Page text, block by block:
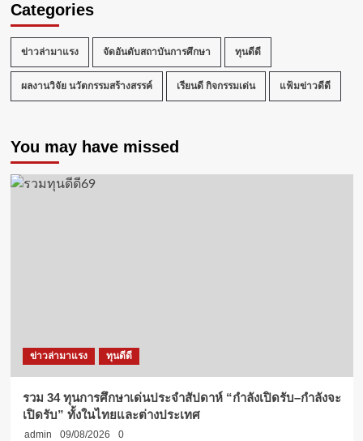
Categories
ข่าวล่ามาแรง จัดอันดับสถาบันการศึกษา ทุนดีดี
ผลงานวิจัย นวัตกรรมสร้างสรรค์ เรียนดี กิจกรรมเด่น แฟ้มข่าวดีดี
You may have missed
ข่าวล่ามาแรง ทุนดีดี
รวม 34 ทุนการศึกษาเด่นประจำสัปดาห์ “กำลังเปิดรับ–กำลังจะ
เปิดรับ” ทั้งในไทยและต่างประเทศ
admin 09/08/2026 0